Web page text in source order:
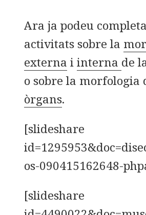
Ara ja podeu
activitats sobre la
externa iinterna de
o sobre la morfologia
òrgans.
[slideshare
os-090415162648-
[slideshare